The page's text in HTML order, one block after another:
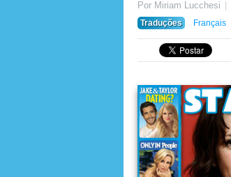
Por Miriam Lucchesi
Traduções
Français